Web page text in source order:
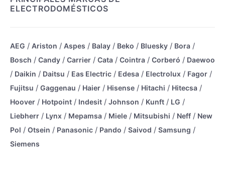
ELECTRODOMÉSTICOS
AEG / Ariston / Aspes / Balay / Beko / Bluesky / Bora /
Bosch / Candy / Carrier / Cata / Cointra / Corberó / Daewoo
/ Daikin / Daitsu / Eas Electric / Edesa / Electrolux / Fagor /
Fujitsu / Gaggenau / Haier / Hisense / Hitachi / Hitecsa /
Hoover / Hotpoint / Indesit / Johnson / Kunft / LG /
Liebherr / Lynx / Mepamsa / Miele / Mitsubishi / Neff / New
Pol / Otsein / Panasonic / Pando / Saivod / Samsung /
Siemens